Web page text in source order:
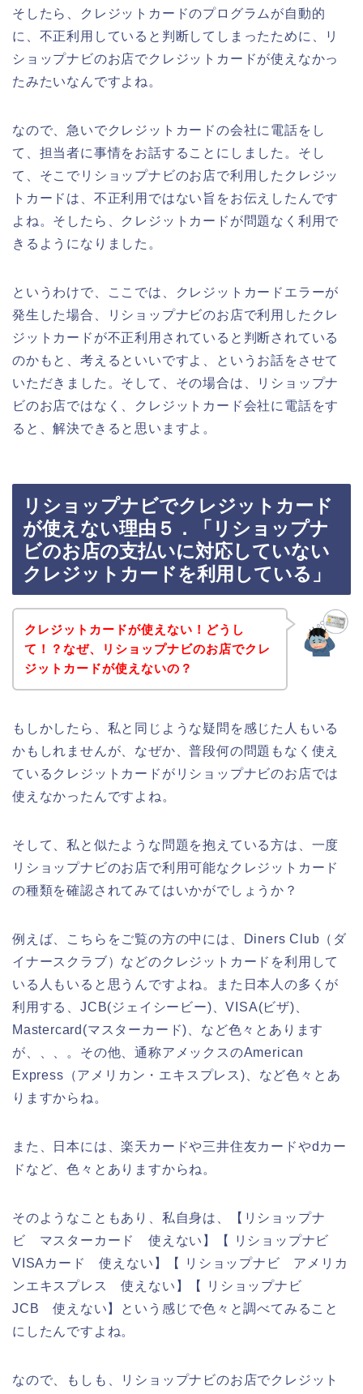
そしたら、クレジットカードのプログラムが自動的
に、不正利用していると判断してしまったために、リ
ショップナビのお店でクレジットカードが使えなかっ
たみたいなんですよね。
なので、急いでクレジットカードの会社に電話をし
て、担当者に事情をお話することにしました。そし
て、そこでリショップナビのお店で利用したクレジッ
トカードは、不正利用ではない旨をお伝えしたんです
よね。そしたら、クレジットカードが問題なく利用で
きるようになりました。
というわけで、ここでは、クレジットカードエラーが
発生した場合、リショップナビのお店で利用したクレ
ジットカードが不正利用されていると判断されている
のかもと、考えるといいですよ、というお話をさせて
いただきました。そして、その場合は、リショップナ
ビのお店ではなく、クレジットカード会社に電話をす
ると、解決できると思いますよ。
リショップナビでクレジットカード
が使えない理由５．「リショップナ
ビのお店の支払いに対応していない
クレジットカードを利用している」
クレジットカードが使えない！どうし
て！？なぜ、リショップナビのお店でクレ
ジットカードが使えないの？
もしかしたら、私と同じような疑問を感じた人もいる
かもしれませんが、なぜか、普段何の問題もなく使え
ているクレジットカードがリショップナビのお店では
使えなかったんですよね。
そして、私と似たような問題を抱えている方は、一度
リショップナビのお店で利用可能なクレジットカード
の種類を確認されてみてはいかがでしょうか？
例えば、こちらをご覧の方の中には、Diners Club（ダ
イナースクラブ）などのクレジットカードを利用して
いる人もいると思うんですよね。また日本人の多くが
利用する、JCB(ジェイシービー)、VISA(ビザ)、
Mastercard(マスターカード)、など色々とあります
が、、、。その他、通称アメックスのAmerican
Express（アメリカン・エキスプレス)、など色々とあ
りますからね。
また、日本には、楽天カードや三井住友カードやdカー
ドなど、色々とありますからね。
そのようなこともあり、私自身は、【リショップナ
ビ マスターカード 使えない】【 リショップナビ
VISAカード 使えない】【 リショップナビ アメリカ
ンエキスプレス 使えない】【 リショップナビ
JCB 使えない】という感じで色々と調べてみること
にしたんですよね。
なので、もしも、リショップナビのお店でクレジット